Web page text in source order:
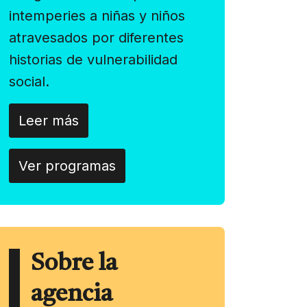
intemperies a niñas y niños
atravesados por diferentes
historias de vulnerabilidad
social.
Leer más
Ver programas
Sobre la
agencia